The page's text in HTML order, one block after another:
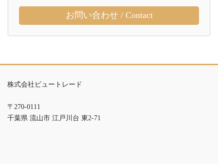
お問い合わせ / Contact
株式会社ビュートレード
〒270-0111
千葉県 流山市 江戸川台 東2-71